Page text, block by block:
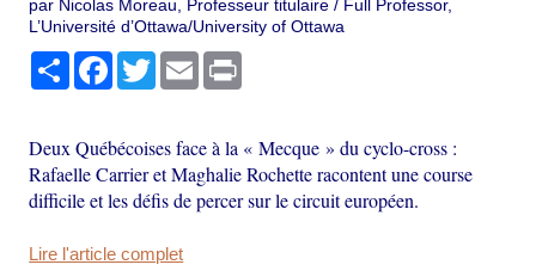
par Nicolas Moreau, Professeur titulaire / Full Professor,
L’Université d’Ottawa/University of Ottawa
PartagerFacebook
TwitterEmail
Deux Québécoises face à la « Mecque » du cyclo-cross :
Rafaelle Carrier et Maghalie Rochette racontent une course
difficile et les défis de percer sur le circuit européen.
Lire l'article complet